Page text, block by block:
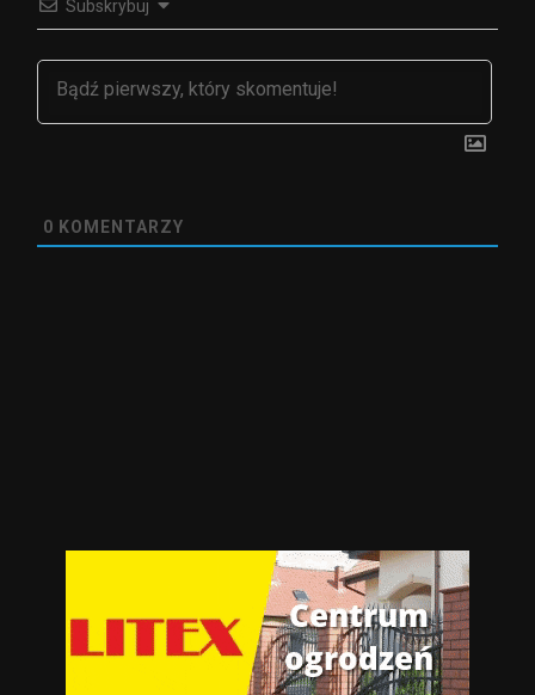
Subskrybuj
0 KOMENTARZY